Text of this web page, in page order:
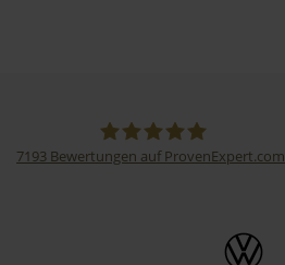
7193 Bewertungen auf ProvenExpert.com